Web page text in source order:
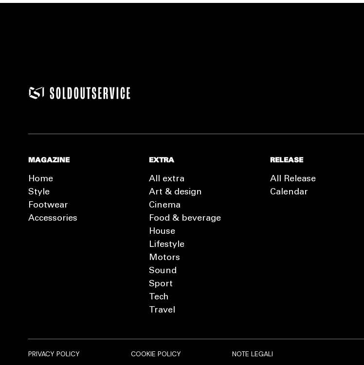
MAGAZINE
Home
Style
Footwear
Accessories
EXTRA
All extra
Art & design
Cinema
Food & beverage
House
Lifestyle
Motors
Sound
Sport
Tech
Travel
RELEASE
All Release
Calendar
PRIVACY POLICY COOKIE POLICY NOTE LEGALI